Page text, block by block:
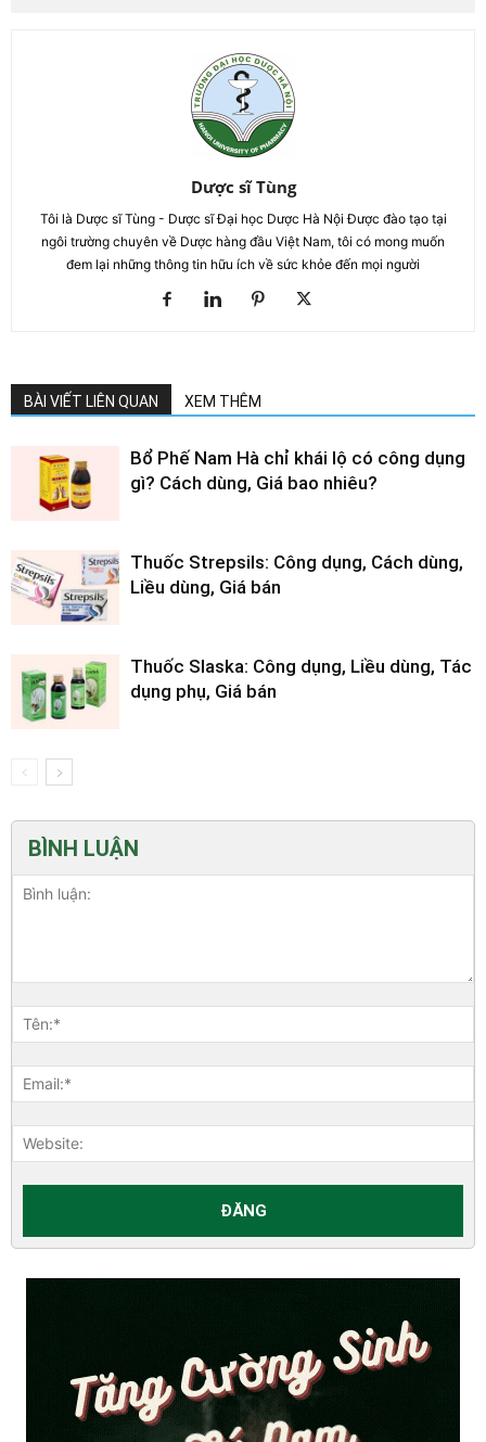
Dược sĩ Tùng
Tôi là Dược sĩ Tùng - Dược sĩ Đại học Dược Hà Nội Được đào tạo tại
ngôi trường chuyên về Dược hàng đầu Việt Nam, tôi có mong muốn
đem lại những thông tin hữu ích về sức khỏe đến mọi người
BÀI VIẾT LIÊN QUAN XEM THÊM
Bổ Phế Nam Hà chỉ khái lộ có công dụng
gì? Cách dùng, Giá bao nhiêu?
Thuốc Strepsils: Công dụng, Cách dùng,
Liều dùng, Giá bán
Thuốc Slaska: Công dụng, Liều dùng, Tác
dụng phụ, Giá bán
BÌNH LUẬN